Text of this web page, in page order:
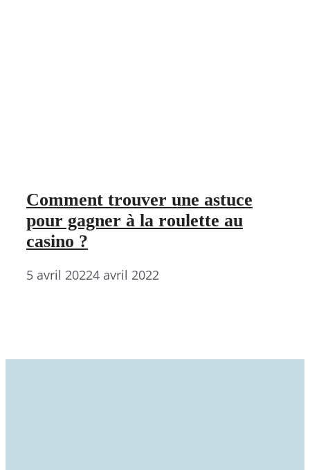
Comment trouver une astuce
pour gagner à la roulette au
casino ?
5 avril 20224 avril 2022